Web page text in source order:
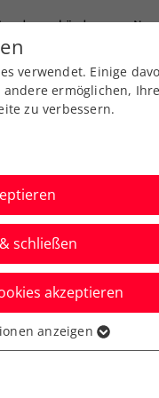
Über
–
1
verwendet. Einige
ermöglichen, Ihre
zu verbessern.
schließen
akzeptieren
Funktionen der
dass die
anzeigen